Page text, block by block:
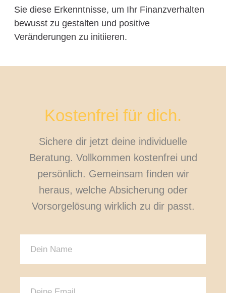
Sie diese Erkenntnisse, um Ihr Finanzverhalten
bewusst zu gestalten und positive
Veränderungen zu initiieren.
Kostenfrei für dich.
Sichere dir jetzt deine individuelle
Beratung. Vollkommen kostenfrei und
persönlich. Gemeinsam finden wir
heraus, welche Absicherung oder
Vorsorgelösung wirklich zu dir passt.